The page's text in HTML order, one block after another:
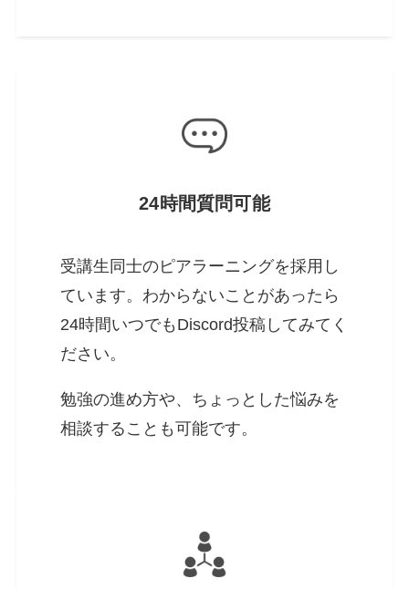
24時間質問可能
受講生同士のピアラーニングを採用し
ています。わからないことがあったら
24時間いつでもDiscord投稿してみてく
ださい。
勉強の進め方や、ちょっとした悩みを
相談することも可能です。